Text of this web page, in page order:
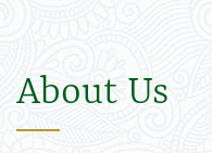
About Us